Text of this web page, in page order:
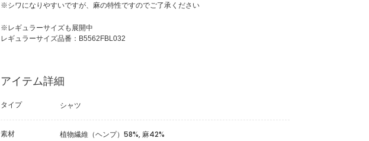
※シワになりやすいですが、麻の特性ですのでご了承ください
※レギュラーサイズも展開中
レギュラーサイズ品番：B5562FBL032
アイテム詳細
タイプ シャツ
素材 植物繊維（ヘンプ）58%, 麻42%